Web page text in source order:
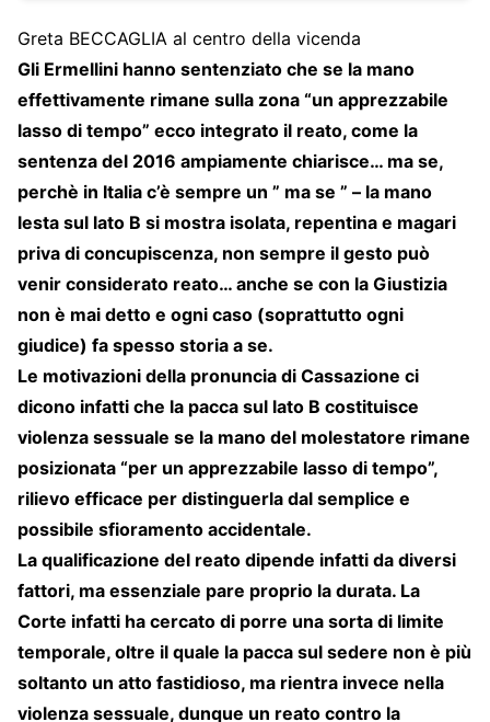
Greta BECCAGLIA al centro della vicenda
Gli Ermellini hanno sentenziato che se la mano
effettivamente rimane sulla zona “un apprezzabile
lasso di tempo” ecco integrato il reato, come la
sentenza del 2016 ampiamente chiarisce… ma se,
perchè in Italia c’è sempre un ” ma se ” – la mano
lesta sul lato B si mostra isolata, repentina e magari
priva di concupiscenza, non sempre il gesto può
venir considerato reato… anche se con la Giustizia
non è mai detto e ogni caso (soprattutto ogni
giudice) fa spesso storia a se.
Le motivazioni della pronuncia di Cassazione ci
dicono infatti che la pacca sul lato B costituisce
violenza sessuale se la mano del molestatore rimane
posizionata “per un apprezzabile lasso di tempo”,
rilievo efficace per distinguerla dal semplice e
possibile sfioramento accidentale.
La qualificazione del reato dipende infatti da diversi
fattori, ma essenziale pare proprio la durata. La
Corte infatti ha cercato di porre una sorta di limite
temporale, oltre il quale la pacca sul sedere non è più
soltanto un atto fastidioso, ma rientra invece nella
violenza sessuale, dunque un reato contro la